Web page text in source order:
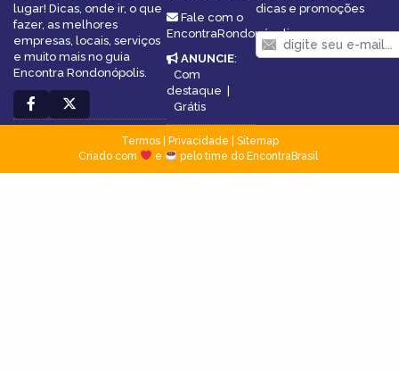
lugar! Dicas, onde ir, o que
fazer, as melhores
empresas, locais, serviços
e muito mais no guia
Encontra Rondonópolis.
Fale com o
EncontraRondonópolis
ANUNCIE:
Com
destaque |
Grátis
dicas e promoções
Termos| Privacidade
Sitemap
Criado com
e pelo time do EncontraBrasil